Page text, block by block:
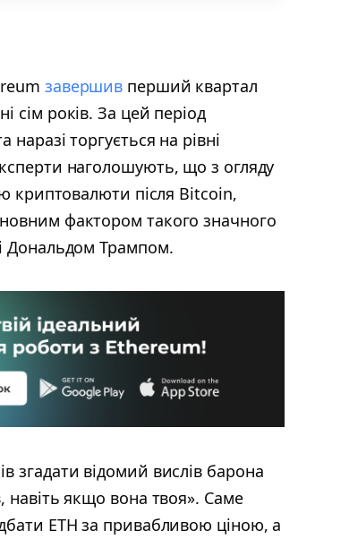
завершив перший квартал
сім років. За цей період
наразі торгується на рівні
наголошують, що з огляду
криптовалюти після Bitcoin,
фактором такого значного
Дональдом Трампом.
згадати відомий вислів барона
якщо вона твоя». Саме
ETH за привабливою ціною, а